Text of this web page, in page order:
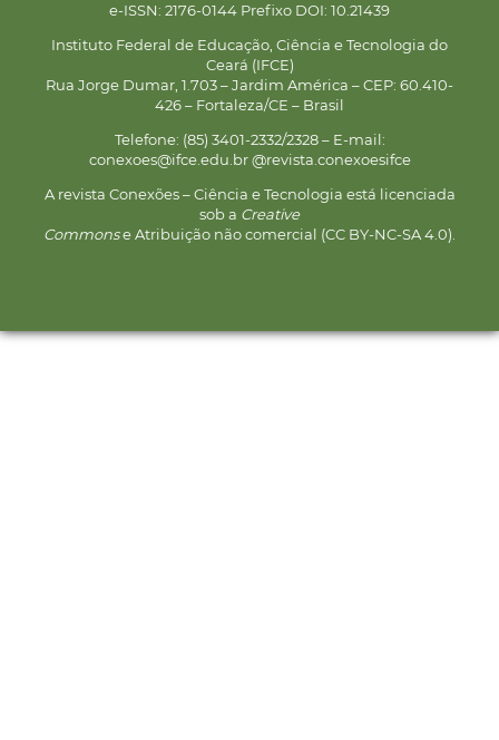
e-ISSN: 2176-0144 Prefixo DOI: 10.21439
Instituto Federal de Educação, Ciência e Tecnologia do
Ceará (IFCE)
Rua Jorge Dumar, 1.703 – Jardim América – CEP: 60.410-
426 – Fortaleza/CE – Brasil
Telefone: (85) 3401-2332/2328 – E-mail:
conexoes@ifce.edu.br @revista.conexoesifce
A revista Conexões – Ciência e Tecnologia está licenciada
sob a Creative
Commonse Atribuição não comercial (CC BY-NC-SA 4.0).